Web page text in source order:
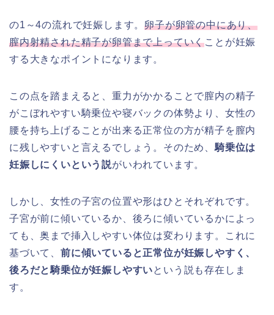
の1～4の流れで妊娠します。卵子が卵管の中にあり、
膣内射精された精子が卵管まで上っていくことが妊娠
する大きなポイントになります。
この点を踏まえると、重力がかかることで膣内の精子
がこぼれやすい騎乗位や寝バックの体勢より、女性の
腰を持ち上げることが出来る正常位の方が精子を膣内
に残しやすいと言えるでしょう。そのため、 騎乗位は
妊娠しにくいという説がいわれています。
しかし、女性の子宮の位置や形はひとそれぞれです。
子宮が前に傾いているか、後ろに傾いているかによっ
ても、奥まで挿入しやすい体位は変わります。これに
基づいて、 前に傾いていると正常位が妊娠しやすく、
後ろだと騎乗位が妊娠しやすいという説も存在しま
す。